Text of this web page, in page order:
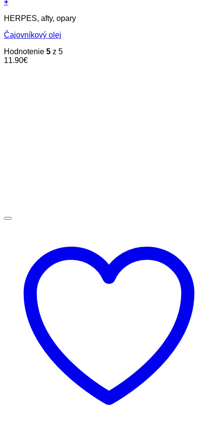
+
HERPES, afty, opary
Čajovníkový olej
Hodnotenie 5 z 5
11.90€